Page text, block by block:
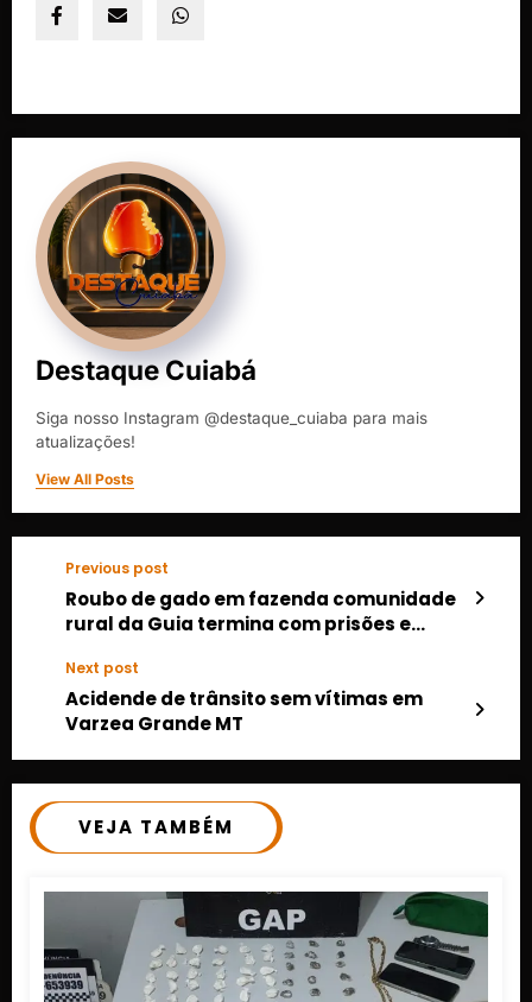
Destaque Cuiabá
Siga nosso Instagram @destaque_cuiaba para mais
atualizações!
View All Posts
Previous post
Roubo de gado em fazenda comunidade
rural da Guia termina com prisões e
Next post
Acidende de trânsito sem vítimas em
Varzea Grande MT
VEJA TAMBÉM